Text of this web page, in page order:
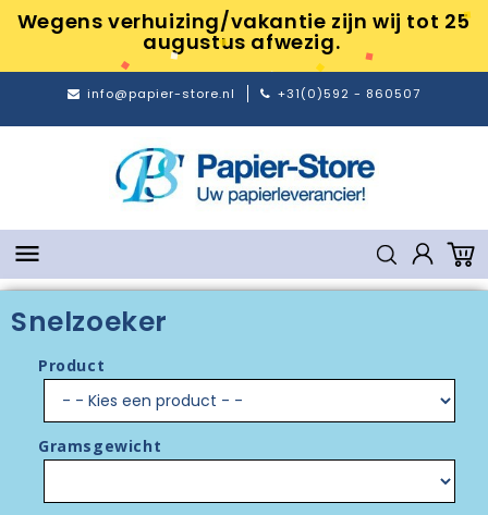
Wegens verhuizing/vakantie zijn wij tot 25
augustus afwezig.
info@papier-store.nl +31(0)592 - 860507

Snelzoeker
Product
Gramsgewicht